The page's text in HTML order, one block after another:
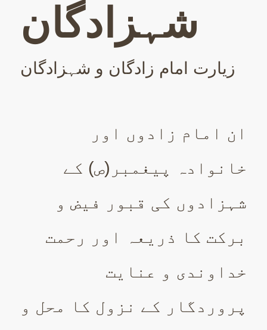
شہزادگان
زیارت امام زادگان و شہزادگان
ان امام زادوں اور
خانوادہ پیغمبر(ص) کے
شہزادوں کی قبور فیض و
برکت کا ذریعہ اور رحمت
خداوندی و عنایت
پروردگار کے نزول کا محل و